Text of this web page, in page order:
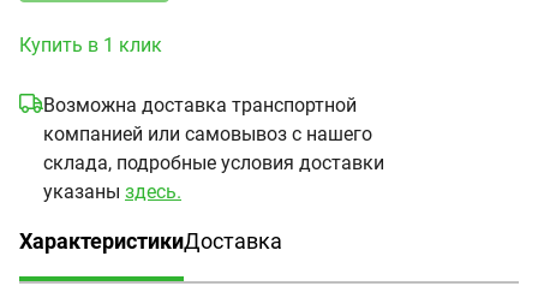
Купить в 1 клик
Возможна доставка транспортной
компанией или самовывоз с нашего
склада, подробные условия доставки
указаны здесь.
Характеристики
(активная вкладка)
Доставка